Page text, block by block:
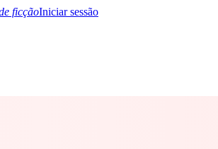
ficçãoIniciar sessão